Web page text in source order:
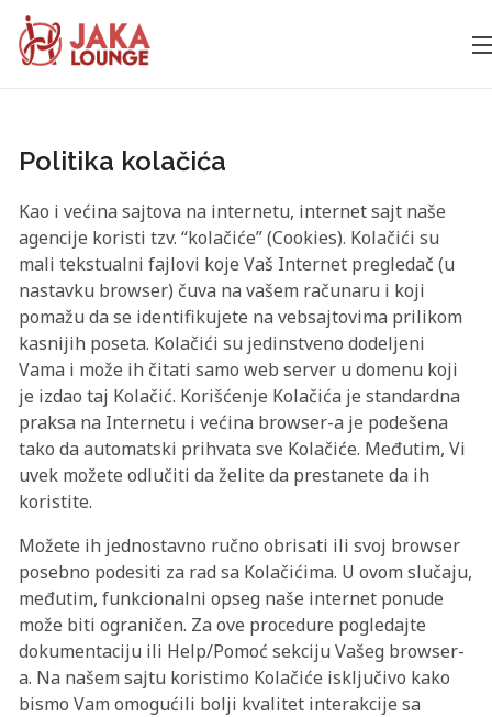
content
Politika kolačića
Kao i većina sajtova na internetu, internet sajt naše
agencije koristi tzv. “kolačiće” (Cookies). Kolačići su
mali tekstualni fajlovi koje Vaš Internet pregledač (u
nastavku browser) čuva na vašem računaru i koji
pomažu da se identifikujete na vebsajtovima prilikom
kasnijih poseta. Kolačići su jedinstveno dodeljeni
Vama i može ih čitati samo web server u domenu koji
je izdao taj Kolačić. Korišćenje Kolačića je standardna
praksa na Internetu i većina browser-a je podešena
tako da automatski prihvata sve Kolačiće. Međutim, Vi
uvek možete odlučiti da želite da prestanete da ih
koristite.
Možete ih jednostavno ručno obrisati ili svoj browser
posebno podesiti za rad sa Kolačićima. U ovom slučaju,
međutim, funkcionalni opseg naše internet ponude
može biti ograničen. Za ove procedure pogledajte
dokumentaciju ili Help/Pomoć sekciju Vašeg browser-
a. Na našem sajtu koristimo Kolačiće isključivo kako
bismo Vam omogućili bolji kvalitet interakcije sa